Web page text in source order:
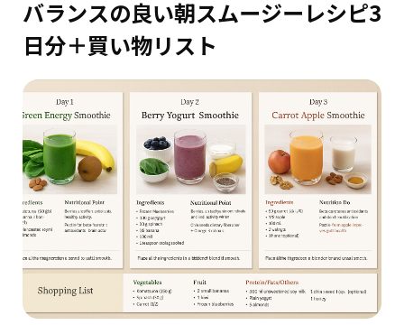
バランスの良い朝スムージーレシピ3
日分＋買い物リスト